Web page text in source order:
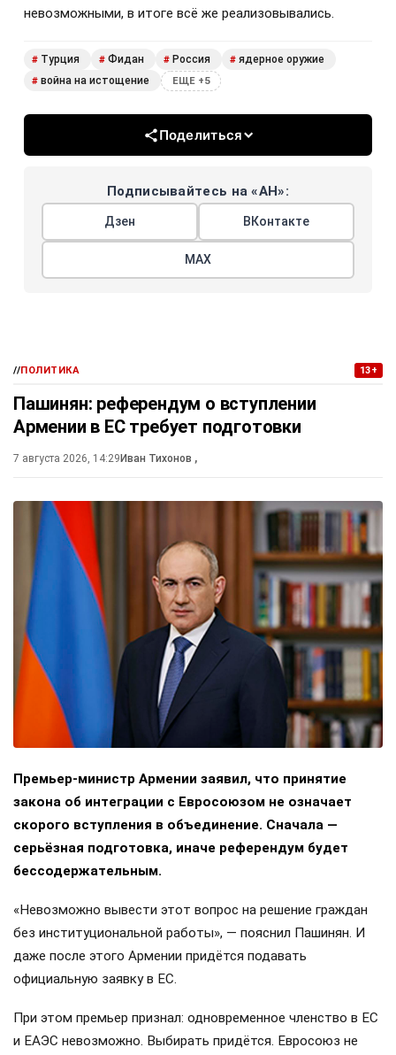
невозможными, в итоге всё же реализовывались.
# Турция # Фидан # Россия # ядерное оружие
# война на истощение ЕЩЕ +5
Поделиться
Подписывайтесь на «АН»:
Дзен ВКонтакте
МАХ
//ПОЛИТИКА 13+
Пашинян: референдум о вступлении
Армении в ЕС требует подготовки
7 августа 2026, 14:29 Иван Тихонов ,
Премьер-министр Армении заявил, что принятие
закона об интеграции с Евросоюзом не означает
скорого вступления в объединение. Сначала —
серьёзная подготовка, иначе референдум будет
бессодержательным.
«Невозможно вывести этот вопрос на решение граждан
без институциональной работы», — пояснил Пашинян. И
даже после этого Армении придётся подавать
официальную заявку в ЕС.
При этом премьер признал: одновременное членство в ЕС
и ЕАЭС невозможно. Выбирать придётся. Евросоюз не